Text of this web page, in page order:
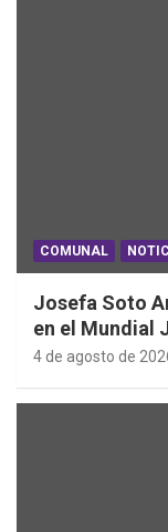
COMUNAL
Josefa Soto
en el Mundial
2026
4 de agosto de